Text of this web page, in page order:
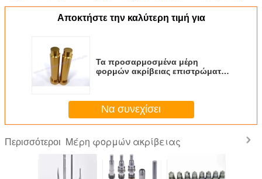
Αποκτήστε την καλύτερη τιμή για
Τα προσαρμοσμένα μέρη
φορμών ακρίβειας επιστρώματος
καρφιτσών για το κραγιόν
Να συνεχίσει
Περισσότεροι Μέρη φορμών ακρίβειας